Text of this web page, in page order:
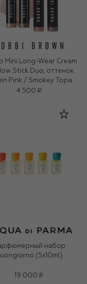
Mini Long-Wear Cream
Stick Duo, оттенок
Pink / Smokey Topaz
(2x0,9g)
4 500 ₽
набор
(5x10ml)
19 000 ₽